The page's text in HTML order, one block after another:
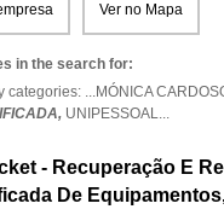
Ver no Mapa
in the search for:
categories: ...MÓNICA
UNIPESSOAL...
- Recuperação E
De